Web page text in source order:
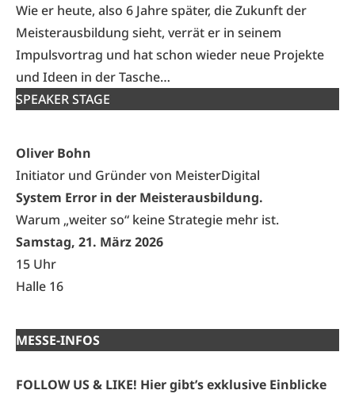
Wie er heute, also 6 Jahre später, die Zukunft der
Meisterausbildung sieht, verrät er in seinem
Impulsvortrag und hat schon wieder neue Projekte
und Ideen in der Tasche…
SPEAKER STAGE
Oliver Bohn
Initiator und Gründer von MeisterDigital
System Error in der Meisterausbildung.
Warum „weiter so“ keine Strategie mehr ist.
Samstag, 21. März 2026
15 Uhr
Halle 16
MESSE-INFOS
FOLLOW US & LIKE! Hier gibt’s exklusive Einblicke